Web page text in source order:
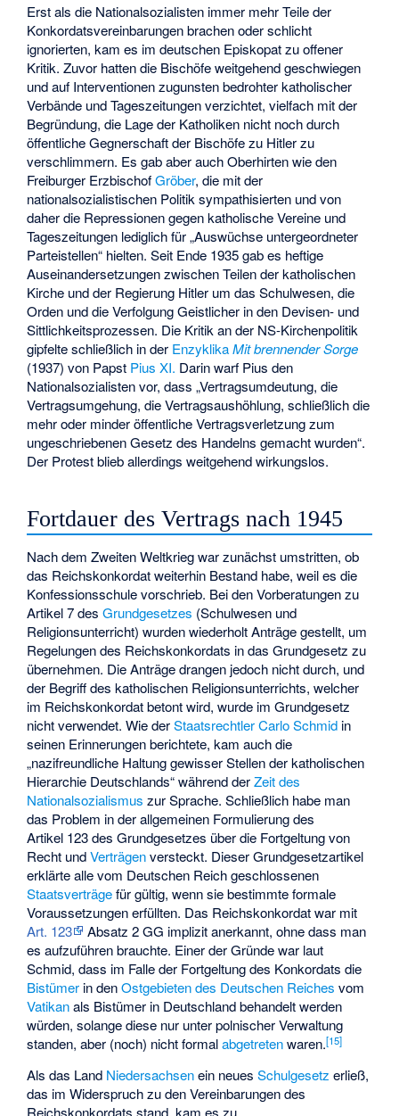
Erst als die Nationalsozialisten immer mehr Teile der
Konkordatsvereinbarungen brachen oder schlicht
ignorierten, kam es im deutschen Episkopat zu offener
Kritik. Zuvor hatten die Bischöfe weitgehend geschwiegen
und auf Interventionen zugunsten bedrohter katholischer
Verbände und Tageszeitungen verzichtet, vielfach mit der
Begründung, die Lage der Katholiken nicht noch durch
öffentliche Gegnerschaft der Bischöfe zu Hitler zu
verschlimmern. Es gab aber auch Oberhirten wie den
Freiburger ErzbischofGröber, die mit der
nationalsozialistischen Politik sympathisierten und von
daher die Repressionen gegen katholische Vereine und
Tageszeitungen lediglich für „Auswüchse untergeordneter
Parteistellen“ hielten. Seit Ende 1935 gab es heftige
Auseinandersetzungen zwischen Teilen der katholischen
Kirche und der Regierung Hitler um das Schulwesen, die
Orden und die Verfolgung Geistlicher in den Devisen- und
Sittlichkeitsprozessen. Die Kritik an der NS-Kirchenpolitik
gipfelte schließlich in der Enzyklika Mit brennender Sorge
(1937) von Papst Pius XI. Darin warf Pius den
Nationalsozialisten vor, dass „Vertragsumdeutung, die
Vertragsumgehung, die Vertragsaushöhlung, schließlich die
mehr oder minder öffentliche Vertragsverletzung zum
ungeschriebenen Gesetz des Handelns gemacht wurden“.
Der Protest blieb allerdings weitgehend wirkungslos.
Fortdauer des Vertrags nach 1945
Nach dem Zweiten Weltkrieg war zunächst umstritten, ob
das Reichskonkordat weiterhin Bestand habe, weil es die
Konfessionsschule vorschrieb. Bei den Vorberatungen zu
Artikel 7 desGrundgesetzes (Schulwesen und
Religionsunterricht) wurden wiederholt Anträge gestellt, um
Regelungen des Reichskonkordats in das Grundgesetz zu
übernehmen. Die Anträge drangen jedoch nicht durch, und
der Begriff des katholischen Religionsunterrichts, welcher
im Reichskonkordat betont wird, wurde im Grundgesetz
nicht verwendet. Wie derStaatsrechtler Carlo Schmid in
seinen Erinnerungen berichtete, kam auch die
„nazifreundliche Haltung gewisser Stellen der katholischen
Hierarchie Deutschlands“ während derZeit des
Nationalsozialismus zur Sprache. Schließlich habe man
das Problem in der allgemeinen Formulierung des
Artikel 123 des Grundgesetzes über die Fortgeltung von
Recht undVerträgenversteckt. Dieser Grundgesetzartikel
erklärte alle vom Deutschen Reich geschlossenen
Staatsverträgefür gültig, wenn sie bestimmte formale
Voraussetzungen erfüllten. Das Reichskonkordat war mit
Art. 123
Absatz 2 GG implizit anerkannt, ohne dass man
es aufzuführen brauchte. Einer der Gründe war laut
Schmid, dass im Falle der Fortgeltung des Konkordats die
Bistümer in denOstgebieten des Deutschen Reiches vom
Vatikanals Bistümer in Deutschland behandelt werden
würden, solange diese nur unter polnischer Verwaltung
standen, aber (noch) nicht formalabgetretenwaren.[15]
Als das Land Niedersachsenein neuesSchulgesetz erließ,
das im Widerspruch zu den Vereinbarungen des
Reichskonkordats stand, kam es zu